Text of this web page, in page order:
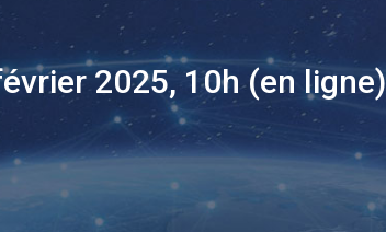
2025, 10h (en ligne)